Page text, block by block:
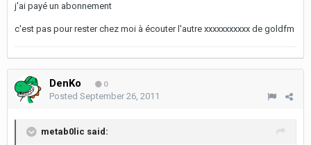
j'ai payé un abonnement
c'est pas pour rester chez moi à écouter l'autre xxxxxxxxxxx de goldfm
DenKo 0
Posted September 26, 2011
metab0lic said: